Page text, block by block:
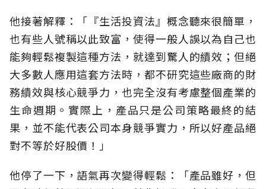
他接著解釋：「『生活投資法』概念聽來很簡單，
也有些人號稱以此致富，使得一般人誤以為自己也
能夠輕鬆複製這種方法，就達到驚人的績效；但絕
大多數人應用這套方法時，都不研究這些廠商的財
務績效與核心競爭力，也完全沒有考慮整個產業的
生命週期。實際上，產品只是公司策略最終的結
果，並不能代表公司本身競爭實力，所以好產品絕
對不等於好股價！」
他停了一下，語氣再次變得輕鬆：「產品雖好，但